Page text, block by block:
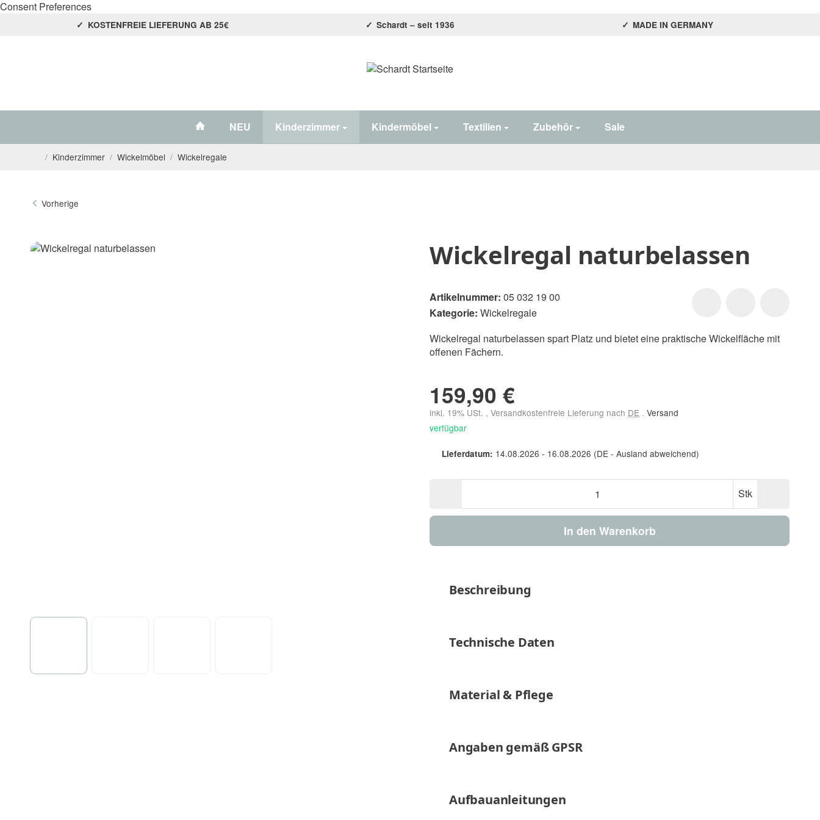
Consent Preferences
KOSTENFREIE LIEFERUNG AB 25€ Schardt – seit 1936 MADE IN GERMANY
#custom.linkHome#
NEU Kinderzimmer Kindermöbel Textilien Zubehör Sale
/ Kinderzimmer / Wickelmöbel / Wickelregale
Vorherige
Wickelregal naturbelassen
Artikelnummer: 05 032 19 00
Kategorie: Wickelregale
Wickelregal naturbelassen spart Platz und bietet eine praktische Wickelfläche mit
offenen Fächern.
159,90 €
inkl. 19% USt. , Versandkostenfreie Lieferung nach DE . Versand
verfügbar
Lieferdatum: 14.08.2026 - 16.08.2026 (DE - Ausland abweichend)
Stk
In den Warenkorb
Beschreibung
Technische Daten
Material & Pflege
Angaben gemäß GPSR
Aufbauanleitungen